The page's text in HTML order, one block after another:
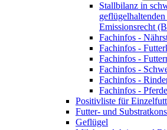
Stallbilanz in
Emissionsrecht
Fachinfos -
Fachinfos -
Fachinfos -
Fachinfos -
Fachinfos -
Fachinfos - Pferde
Positivliste für
Futter- und
Geflügel